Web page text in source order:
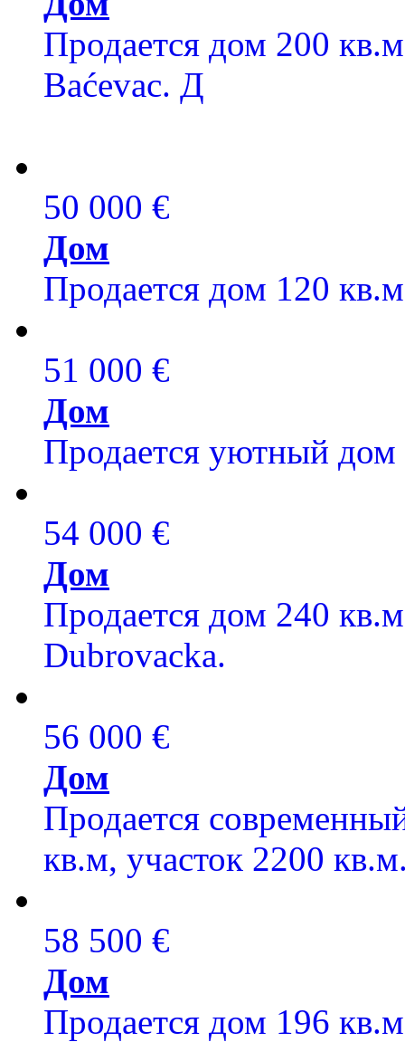
Продается дом 200
Baćevac. Д
50 000 €
Дом
Продается дом 120
51 000 €
Дом
Продается уютный дом
54 000 €
Дом
Продается дом 240
Dubrovacka.
56 000 €
Дом
Продается
кв.м, участок 2200
58 500 €
Дом
Продается дом 196